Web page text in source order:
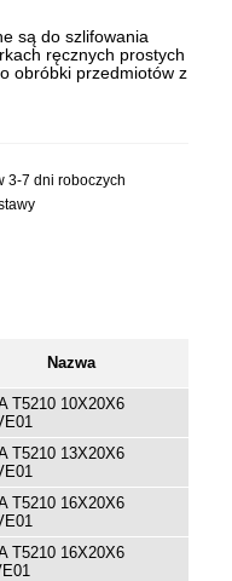
są do szlifowania
ręcznych prostych
obróbki przedmiotów z
3-7 dni roboczych
Nazwa
T5210 10X20X6
T5210 13X20X6
T5210 16X20X6
T5210 16X20X6